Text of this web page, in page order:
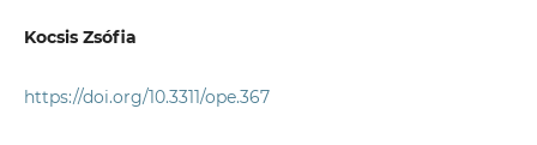
Kocsis Zsófia
https://doi.org/10.3311/ope.367